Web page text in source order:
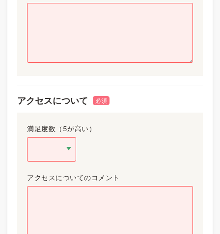
アクセスについて 必須
満足度数（5が高い）
アクセスについてのコメント